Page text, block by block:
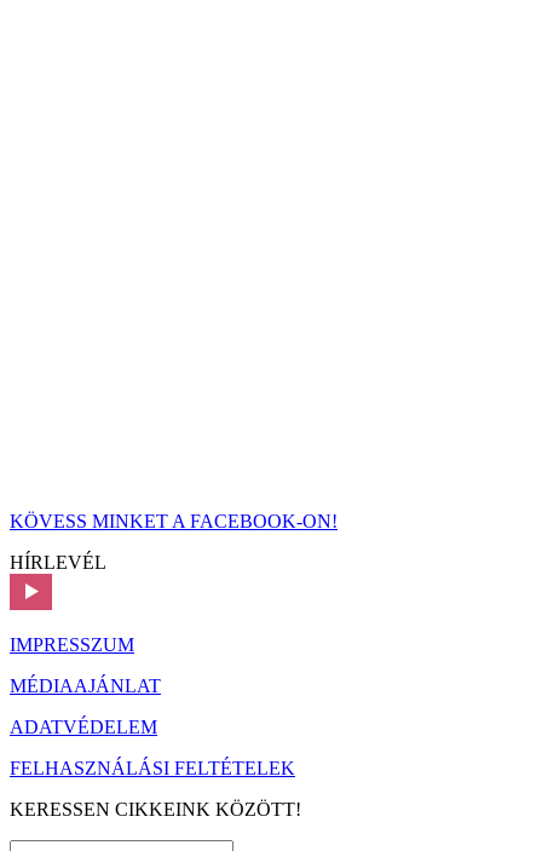
KÖVESS MINKET A FACEBOOK-ON!
HÍRLEVÉL
IMPRESSZUM
MÉDIAAJÁNLAT
ADATVÉDELEM
FELHASZNÁLÁSI FELTÉTELEK
KERESSEN CIKKEINK KÖZÖTT!